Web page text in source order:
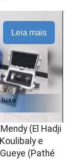
Leia mais
(El Hadji
e
(Pathé